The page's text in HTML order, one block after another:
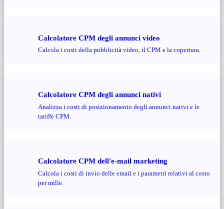
Calcolatore CPM degli annunci video
Calcola i costi della pubblicità video, il CPM e la copertura.
Calcolatore CPM degli annunci nativi
Analizza i costi di posizionamento degli annunci nativi e le
tariffe CPM.
Calcolatore CPM dell'e-mail marketing
Calcola i costi di invio delle email e i parametri relativi al costo
per mille.